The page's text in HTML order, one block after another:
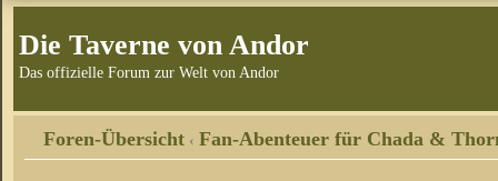
Die Taverne von Andor
Das offizielle Forum zur Welt von Andor
Foren-Übersicht ‹ Fan-Abenteuer für Chada &